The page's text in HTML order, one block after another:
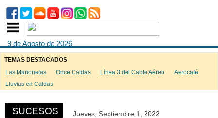
9 de Agosto de 2026
TEMAS DESTACADOS
Las Marionetas
Once Caldas Línea 3 del Cable Aéreo
Aerocafé
Lluvias en Caldas
SUCESOS Jueves, Septiembre 1, 2022